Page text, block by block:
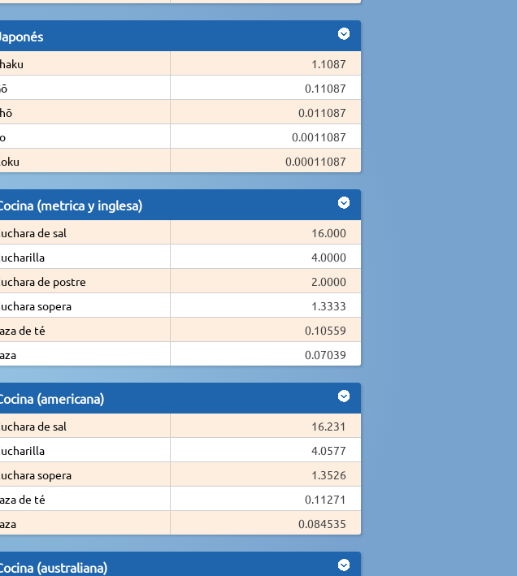
1.1087
0.11087
0.011087
0.0011087
0.00011087
(metrica y inglesa)
de sal
16.000
4.0000
de postre
2.0000
sopera
1.3333
de té
0.10559
0.07039
(americana)
de sal
16.231
4.0577
sopera
1.3526
de té
0.11271
0.084535
(australiana)